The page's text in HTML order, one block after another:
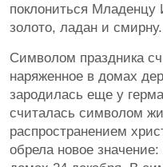
поклониться
золото, ладан и смирну.
Символом праздника
наряженное в домах
зародилась еще у
считалась символом
распространением
обрела новое